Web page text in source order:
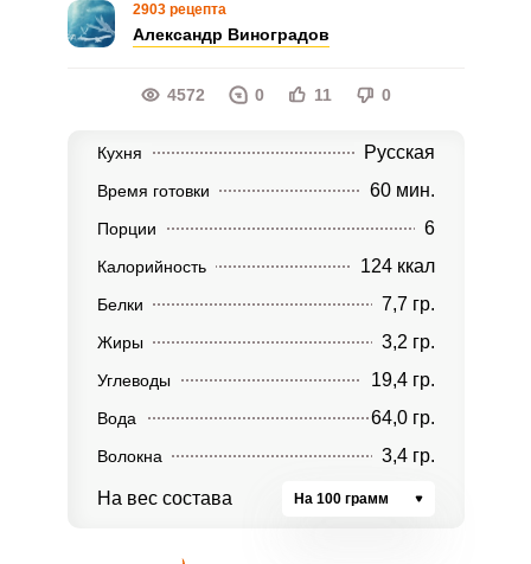
2903 рецепта
Александр Виноградов
4572 0 11 0
Кухня Русская
Время готовки 60 мин.
Порции 6
Калорийность 124 ккал
Белки 7,7 гр.
Жиры 3,2 гр.
Углеводы 19,4 гр.
Вода 64,0 гр.
Волокна 3,4 гр.
На вес состава На 100 грамм